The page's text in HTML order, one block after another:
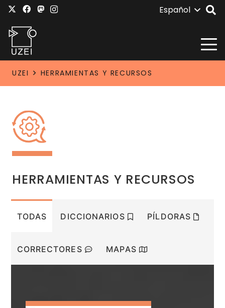
Español
UZEI HERRAMIENTAS Y RECURSOS
HERRAMIENTAS Y RECURSOS
TODAS DICCIONARIOS PÍLDORAS
CORRECTORES MAPAS